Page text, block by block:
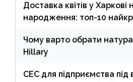
Доставка квітів у Харкові
народження: топ-10
Чому варто обрати
Hillary
СЕС для підприємства під